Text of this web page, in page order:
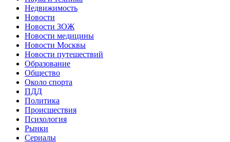
Недвижимость
Новости
Новости ЗОЖ
Новости медицины
Новости Москвы
Новости путешествий
Образование
Общество
Около спорта
ПДД
Политика
Происшествия
Психология
Рынки
Сериалы